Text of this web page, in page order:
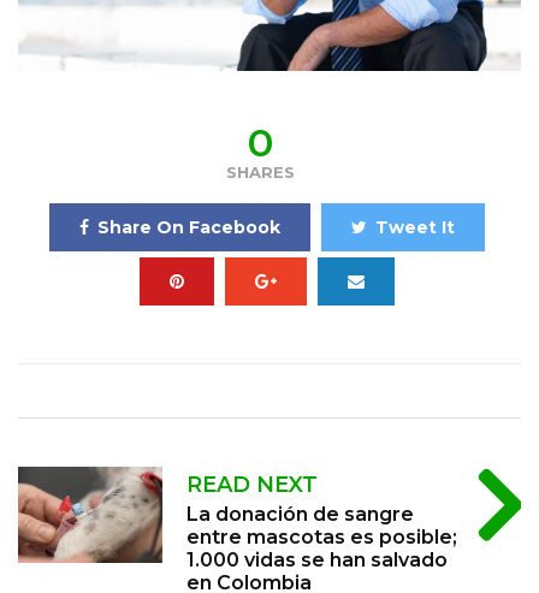
0
SHARES
Share On Facebook Tweet It
READ NEXT
La donación de sangre
entre mascotas es posible;
1.000 vidas se han salvado
en Colombia